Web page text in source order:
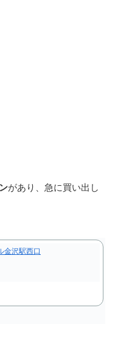
があり、急に買い出し
金沢駅西口